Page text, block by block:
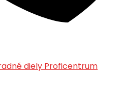
diely Proficentrum